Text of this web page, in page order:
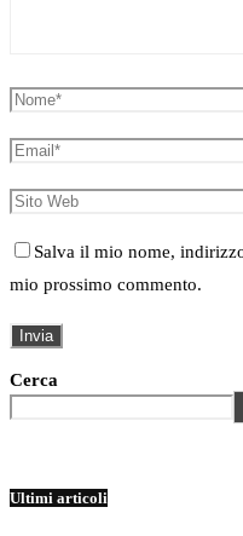
Salva il mio nome,
mio prossimo commento.
Cerca
Ultimi articoli